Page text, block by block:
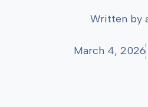
Written by
March 4, 2026